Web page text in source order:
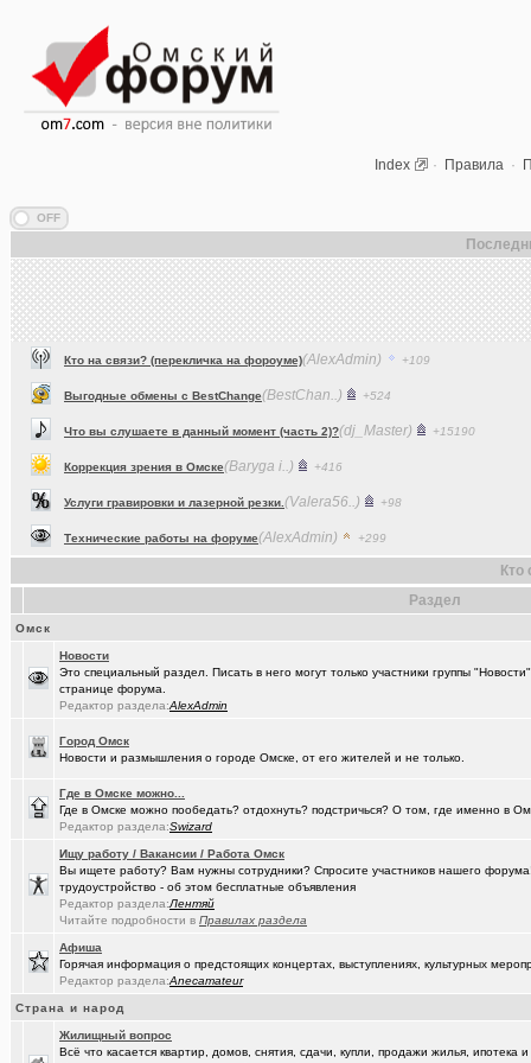
Index · Правила ·
(BestChan..)
(Baryga i..)
(Valera56..)
(AlexAdmin)
(Raptorr)
Ваш топ исполнителей?(Kebbos) +1
СИМ(Aljexeй)
НЕ рекомендую из посл, просмотренного мной
_Автообъявления. Покупка / продажа авто.(Justin) +1286
Социальная инженерия
Перешеек у ручья(tramov)
СШ-5(um5939) +4
Здоровье - это решение личных проблем
Сериалы - лучшие по вашему мнению?
Осведомлённый источник сообщает...
Кто что ест или пьёт прямо сейчас?
А помните в Омске...(Silverto..) +2741
Раздел
Омск
Новости
Это специальный раздел. Писать в него могут только участники группы
странице форума.
Редактор раздела:AlexAdmin
Город Омск
Новости и размышления о городе Омске, от его жителей и не только.
Где в Омске можно...
Где в Омске можно пообедать? отдохнуть? подстричься? О том, где именно в
Редактор раздела:Swizard
Ищу работу / Вакансии / Работа Омск
Вы ищете работу? Вам нужны сотрудники? Спросите участников нашего
трудоустройство - об этом бесплатные объявления
Редактор раздела:Лентяй
Читайте подробности в Правилах раздела
Афиша
Горячая информация о предстоящих концертах, выступлениях, культурных
Редактор раздела:Anecamateur
Страна и народ
Жилищный вопрос
Всё что касается квартир, домов, снятия, сдачи, купли, продажи жилья,